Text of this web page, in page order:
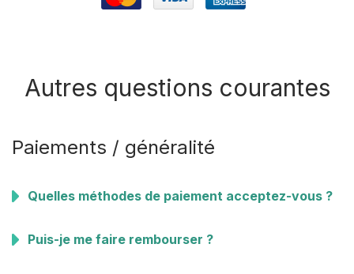
Autres questions courantes
Paiements / généralité
Quelles méthodes de paiement acceptez-vous ?
Puis-je me faire rembourser ?